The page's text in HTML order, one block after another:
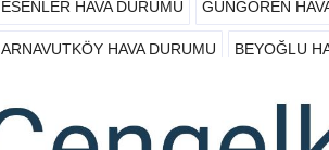
ESENLER HAVA DURUMU GÜNGÖREN
ARNAVUTKÖY HAVA DURUMU BEYOĞLU
ÜNALAN HAVA DURUMU GAZIOSMANPAŞA